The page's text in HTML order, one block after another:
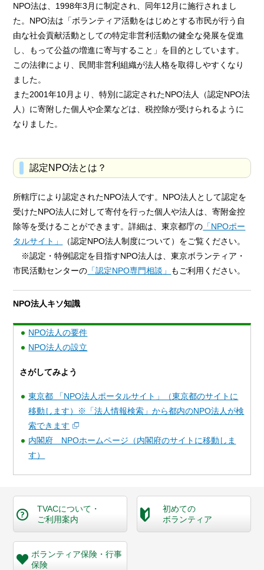
NPO法は、1998年3月に制定され、同年12月に施行されまし
た。NPO法は「ボランティア活動をはじめとする市民が行う自
由な社会貢献活動としての特定非営利活動の健全な発展を促進
し、もって公益の増進に寄与すること」を目的としています。
この法律により、民間非営利組織が法人格を取得しやすくなり
ました。
また2001年10月より、特別に認定されたNPO法人（認定NPO法
人）に寄附した個人や企業などは、税控除が受けられるように
なりました。
認定NPO法とは？
所轄庁により認定されたNPO法人です。NPO法人として認定を
受けたNPO法人に対して寄付を行った個人や法人は、寄附金控
除等を受けることができます。詳細は、東京都庁の 「NPOポー
タルサイト」
（認定NPO法人制度について）をご覧ください。
※認定・特例認定を目指すNPO法人は、東京ボランティア・
市民活動センターの 「認定NPO専門相談」 もご利用ください。
NPO法人キソ知識
NPO法人の要件
NPO法人の設立
さがしてみよう
東京都 「NPO法人ポータルサイト」（東京都のサイトに
移動します）※「法人情報検索」から都内のNPO法人が検
索できます
内閣府 NPOホームページ（内閣府のサイトに移動しま
す）
TVACについて・
ご利用案内
初めての
ボランティア
ボランティア保険・行事
保険